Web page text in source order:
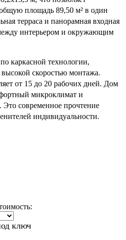
площадь 89,50 м² в один
терраса и панорамная входная
интерьером и окружающим
каркасной технологии,
скоростью монтажа.
от 15 до 20 рабочих дней. Дом
микроклимат и
Это современное прочтение
индивидуальности.
ключ